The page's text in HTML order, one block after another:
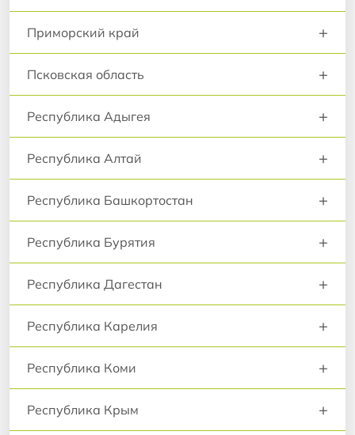
Приморский край +
Псковская область +
Республика Адыгея +
Республика Алтай +
Республика Башкортостан +
Республика Бурятия +
Республика Дагестан +
Республика Карелия +
Республика Коми +
Республика Крым +